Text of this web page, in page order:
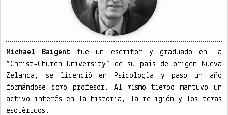
Michael Baigent ​fue un escritor y graduado en la
“Christ-Church University” de su país de origen Nueva
Zelanda, se licenció en Psicología y paso un año
formándose como profesor. Al mismo tiempo mantuvo un
activo interés en la historia, la religión y los temas
esotéricos.